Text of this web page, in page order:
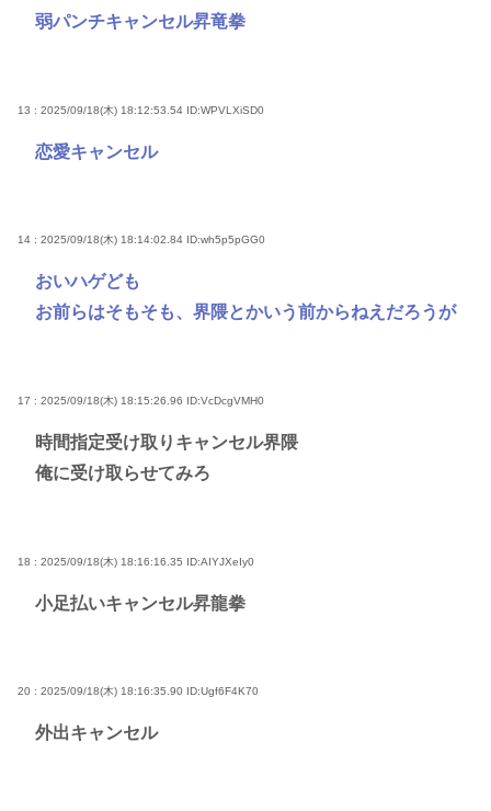
弱パンチキャンセル昇竜拳
13 : 2025/09/18(木) 18:12:53.54 ID:WPVLXiSD0
恋愛キャンセル
14 : 2025/09/18(木) 18:14:02.84 ID:wh5p5pGG0
おいハゲども
お前らはそもそも、界隈とかいう前からねえだろうが
17 : 2025/09/18(木) 18:15:26.96 ID:VcDcgVMH0
時間指定受け取りキャンセル界隈
俺に受け取らせてみろ
18 : 2025/09/18(木) 18:16:16.35 ID:AIYJXeIy0
小足払いキャンセル昇龍拳
20 : 2025/09/18(木) 18:16:35.90 ID:Ugf6F4K70
外出キャンセル